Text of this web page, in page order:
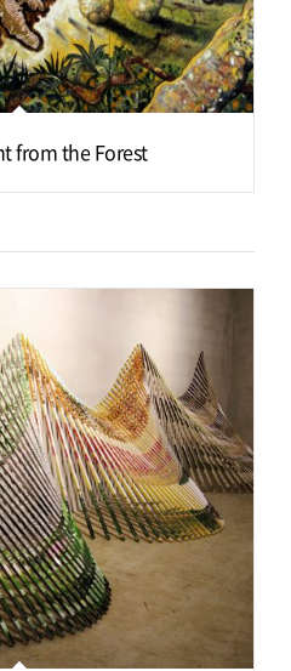
from the Forest